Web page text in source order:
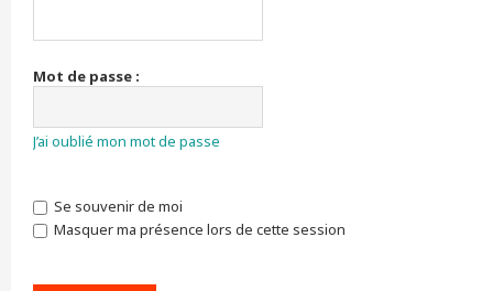
Mot de passe :
J’ai oublié mon mot de passe
Se souvenir de moi
Masquer ma présence lors de cette session